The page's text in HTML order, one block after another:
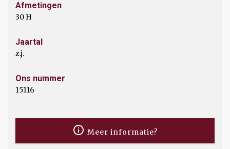
Afmetingen
30 H
Jaartal
z.j.
Ons nummer
15116
Meer informatie?